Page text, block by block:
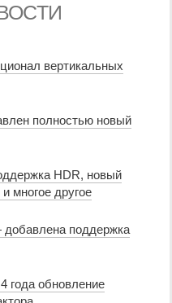
вертикальных
полностью новый
HDR, новый
многое другое
поддержка
года обновление